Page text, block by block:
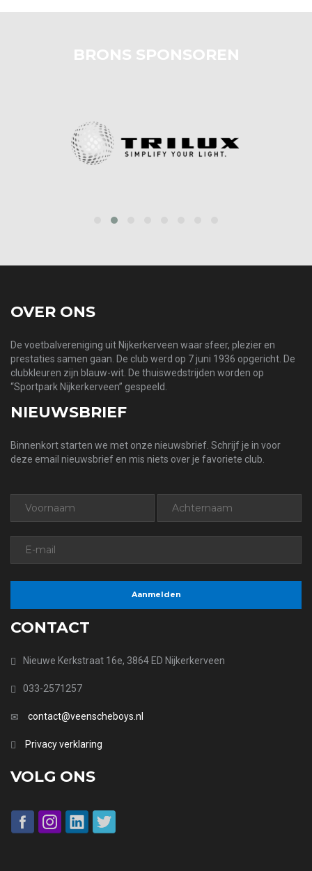
BRONS SPONSOREN
OVER ONS
De voetbalvereniging uit Nijkerkerveen waar sfeer, plezier en
prestaties samen gaan. De club werd op 7 juni 1936 opgericht. De
clubkleuren zijn blauw-wit. De thuiswedstrijden worden op
“Sportpark Nijkerkerveen” gespeeld.
NIEUWSBRIEF
Binnenkort starten we met onze nieuwsbrief. Schrijf je in voor
deze email nieuwsbrief en mis niets over je favoriete club.
CONTACT
Nieuwe Kerkstraat 16e, 3864 ED Nijkerkerveen
033-2571257
contact@veenscheboys.nl
Privacy verklaring
VOLG ONS